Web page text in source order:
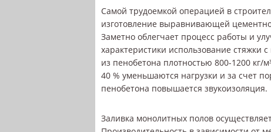
Самой трудоемкой операцией в
изготовление выравнивающей
Заметно облегчает процесс работы и
характеристики использование стяжки
из пенобетона плотностью 800-1200 кг/
40 % уменьшаются нагрузки и за счет
пенобетона повышается звукоизоляция.
Заливка монолитных полов